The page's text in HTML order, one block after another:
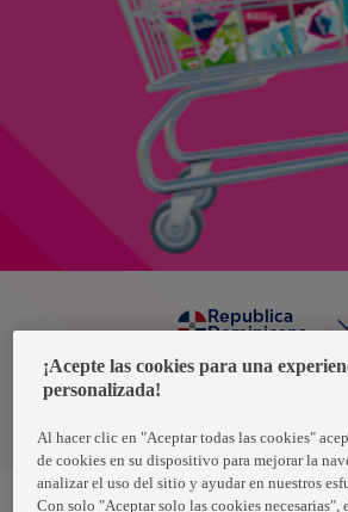
Política de privacidad
Republica
Dominicana
¡Acepte las cookies para una
personalizada!
Al hacer clic en "Aceptar todas las cookies"
de cookies en su dispositivo para mejorar la
analizar el uso del sitio y ayudar en nuestros
Con solo "Aceptar solo las cookies necesarias",